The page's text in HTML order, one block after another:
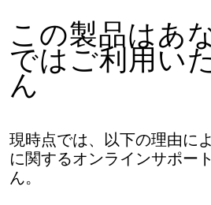
この製品はあ
ではご利用い
ん
現時点では、以下の理由に
に関するオンラインサポー
ん。